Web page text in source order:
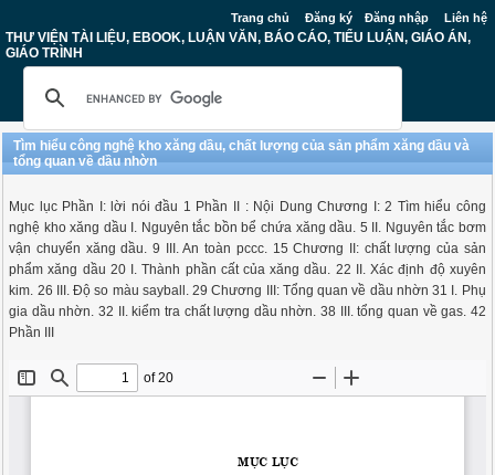
Trang chủ Đăng ký Đăng nhập Liên hệ
THƯ VIỆN TÀI LIỆU, EBOOK, LUẬN VĂN, BÁO CÁO, TIỂU LUẬN, GIÁO ÁN,
GIÁO TRÌNH
Tìm hiểu công nghệ kho xăng dầu, chất lượng của sản phẩm xăng dầu và
tổng quan về dầu nhờn
Mục lục Phần I: lời nói đầu 1 Phần II : Nội Dung Chương I: 2 Tìm hiểu công
nghệ kho xăng dầu I. Nguyên tắc bồn bể chứa xăng dầu. 5 II. Nguyên tắc bơm
vận chuyển xăng dầu. 9 III. An toàn pccc. 15 Chương II: chất lượng của sản
phẩm xăng dầu 20 I. Thành phần cất của xăng dầu. 22 II. Xác định độ xuyên
kim. 26 III. Độ so màu sayball. 29 Chương III: Tổng quan về dầu nhờn 31 I. Phụ
gia dầu nhờn. 32 II. kiểm tra chất lượng dầu nhờn. 38 III. tổng quan về gas. 42
Phần III